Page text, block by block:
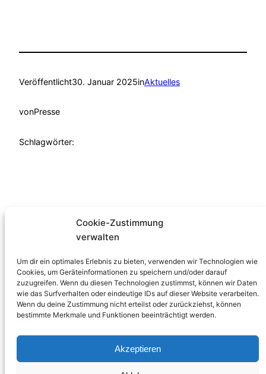
Cookie-Zustimmung
verwalten
Um dir ein optimales Erlebnis zu bieten, verwenden wir Technologien wie
Cookies, um Geräteinformationen zu speichern und/oder darauf
zuzugreifen. Wenn du diesen Technologien zustimmst, können wir Daten
wie das Surfverhalten oder eindeutige IDs auf dieser Website verarbeiten.
Wenn du deine Zustimmung nicht erteilst oder zurückziehst, können
bestimmte Merkmale und Funktionen beeinträchtigt werden.
Akzeptieren
Veröffentlicht30. Januar 2025inAktuelles
vonPresse
Schlagwörter:
Familienzentrum
Verein
Angebote
Programmheft
Spenden und
Jobs und
Kontakt